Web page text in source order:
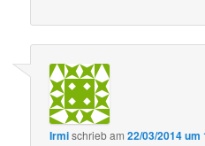
Irmischriebam22/03/2014 um